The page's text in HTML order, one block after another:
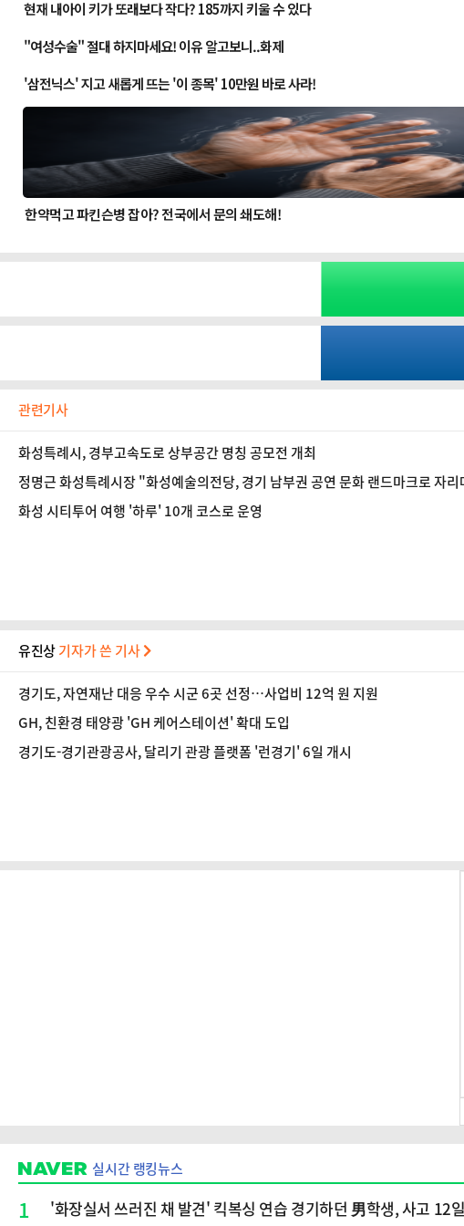
관련기사
화성특례시, 경부고속도로 상부공간 명칭 공모전 개최
정명근 화성특례시장 "화성예술의전당, 경기 남부권 공연 문화 랜드마크로 자
화성 시티투어 여행 '하루' 10개 코스로 운영
유진상기자가 쓴 기사
경기도, 자연재난 대응 우수 시군 6곳 선정…사업비 12억 원 지원
GH, 친환경 태양광 'GH 케어스테이션' 확대 도입
경기도-경기관광공사, 달리기 관광 플랫폼 '런경기' 6일 개시
실시간 랭킹뉴스
1 '화장실서 쓰러진 채 발견' 킥복싱 연습 경기하던 男학생, 사고 12